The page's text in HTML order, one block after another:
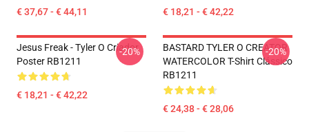
€ 37,67 - € 44,11 € 18,21 - € 42,22
Jesus Freak - Tyler O Criador
Poster RB1211
€ 18,21 - € 42,22
-20%
BASTARD TYLER O CREATOR
WATERCOLOR T-Shirt Clássico
RB1211
€ 24,38 - € 28,06
-20%